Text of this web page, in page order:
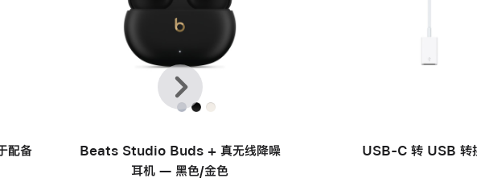
配备
Beats Studio Buds + 真无线降噪
耳机 — 黑色/金色
USB-C 转 USB 转
上
一
个
下
一
个